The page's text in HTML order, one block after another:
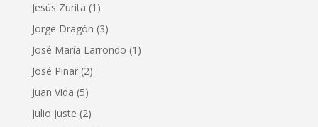
Jesús Zurita (1)
Jorge Dragón (3)
José María Larrondo (1)
José Piñar (2)
Juan Vida (5)
Julio Juste (2)